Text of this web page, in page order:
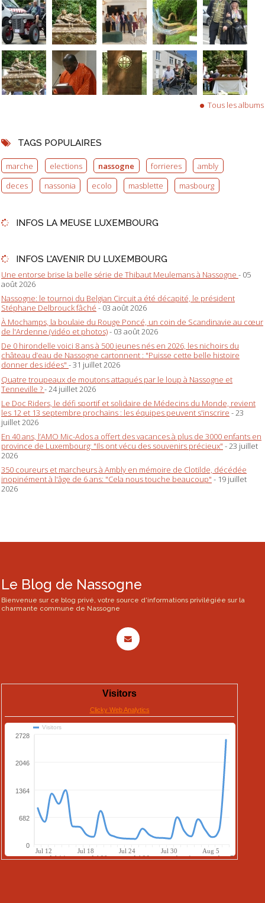
Tous les albums
TAGS POPULAIRES
marche elections nassogne forrieres
ambly
deces
nassonia ecolo masblette masbourg
INFOS LA MEUSE LUXEMBOURG
INFOS L'AVENIR DU LUXEMBOURG
Une entorse brise la belle série de Thibaut Meulemans à Nassogne - 05
août 2026
Nassogne: le tournoi du Belgian Circuit a été décapité, le président
Stéphane Delbrouck fâché - 03 août 2026
À Mochamps, la boulaie du Rouge Poncé, un coin de Scandinavie au cœur
de l'Ardenne (vidéo et photos)- 03 août 2026
De 0 hirondelle voici 8 ans à 500 jeunes nés en 2026, les nichoirs du
château d’eau de Nassogne cartonnent : "Puisse cette belle histoire
donner des idées" - 31 juillet 2026
Quatre troupeaux de moutons attaqués par le loup à Nassogne et
Tenneville ?- 24 juillet 2026
Le Doc Riders, le défi sportif et solidaire de Médecins du Monde, revient
les 12 et 13 septembre prochains : les équipes peuvent s'inscrire - 23
juillet 2026
En 40 ans, l’AMO Mic-Ados a offert des vacances à plus de 3000 enfants en
province de Luxembourg: "Ils ont vécu des souvenirs précieux" - 23 juillet
2026
350 coureurs et marcheurs à Ambly en mémoire de Clotilde, décédée
inopinément à l'âge de 6 ans: "Cela nous touche beaucoup" - 19 juillet
2026
Le Blog de Nassogne
Bienvenue sur ce blog privé, votre source d'informations privilégiée sur la
charmante commune de Nassogne